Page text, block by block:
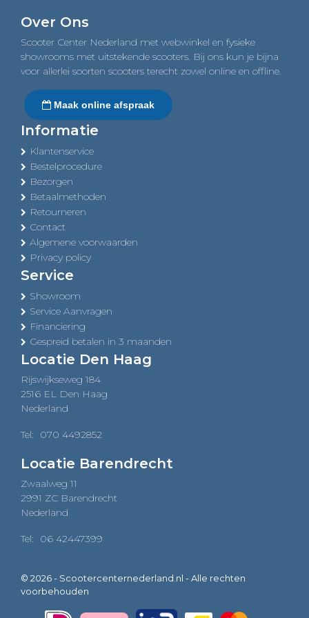
navigation
Over Ons
Scooter Center Nederland met webwinkel en fysieke
showrooms met uitstekende scooters. Bij ons kun je bijna
voor allerlei soorten scooters terecht zowel online en offline.
Maak online afspraak
Informatie
Klantenservice
Bestelprocedure
Bezorgen
Betaalmethoden
Retourneren
Contact
Algemene voorwaarden
Privacy policy
Service
Showroom
Service Aanvragen
Financiering
Gespreid betalen in 3 maanden
Locatie Den Haag
Rijswijkseweg 184
2516 EL Den Haag
Nederland
Tel: 070 4492852
Locatie Barendrecht
Zwaalweg 11
2991 ZC Barendrecht
Nederland
Tel: 06 42447399
© 2026 - Scootercenternederland.nl - Alle rechten
voorbehouden